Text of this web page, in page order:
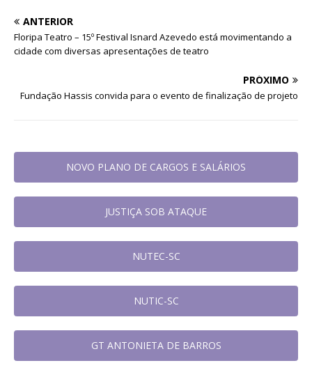
ANTERIOR
Floripa Teatro – 15º Festival Isnard Azevedo está movimentando a
cidade com diversas apresentações de teatro
PRÓXIMO
Fundação Hassis convida para o evento de finalização de projeto
NOVO PLANO DE CARGOS E SALÁRIOS
JUSTIÇA SOB ATAQUE
NUTEC-SC
NUTIC-SC
GT ANTONIETA DE BARROS